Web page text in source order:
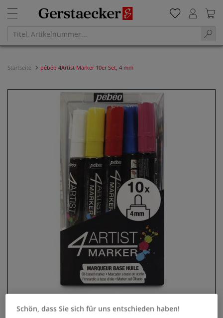
Startseite pébéo 4Artist Marker 10er Set, 4 mm
Schön, dass Sie sich für uns entschieden haben!